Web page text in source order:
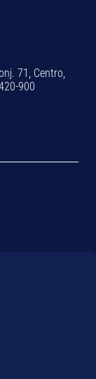
71, Centro,
900